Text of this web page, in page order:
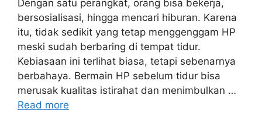
Dengan satu perangkat, orang bisa bekerja,
bersosialisasi, hingga mencari hiburan. Karena
itu, tidak sedikit yang tetap menggenggam HP
meski sudah berbaring di tempat tidur.
Kebiasaan ini terlihat biasa, tetapi sebenarnya
berbahaya. Bermain HP sebelum tidur bisa
merusak kualitas istirahat dan menimbulkan …
Read more